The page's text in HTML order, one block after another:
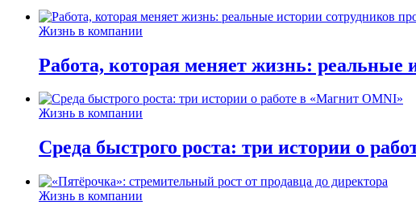
Жизнь в компании
Работа, которая меняет жизнь: реальные
Жизнь в компании
Среда быстрого роста: три истории о
Жизнь в компании